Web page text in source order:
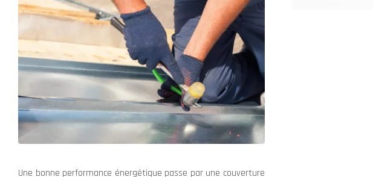
Une bonne performance énergétique passe par une couverture